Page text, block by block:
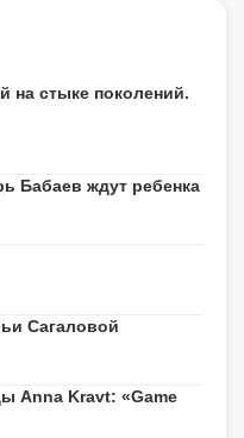
на стыке поколений.
Бабаев ждут ребенка
Сагаловой
Anna Kravt: «Game